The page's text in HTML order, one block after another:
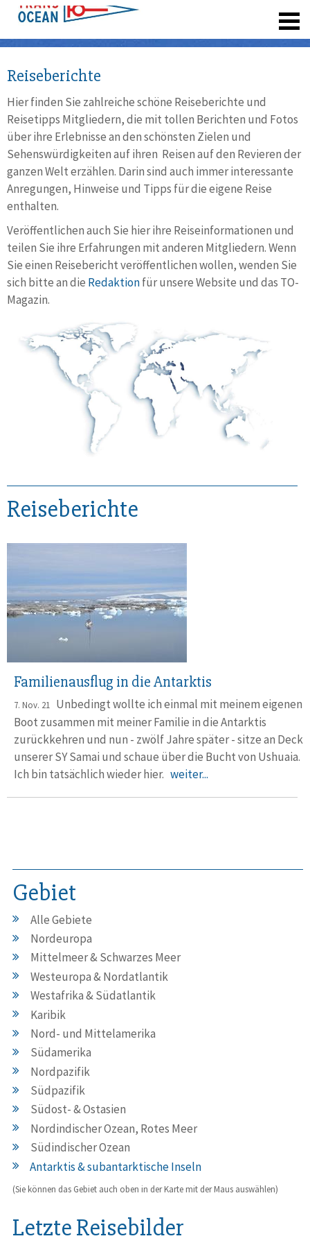
Reiseberichte
Hier finden Sie zahlreiche schöne Reiseberichte und
Reisetipps Mitgliedern, die mit tollen Berichten und Fotos
über ihre Erlebnisse an den schönsten Zielen und
Sehenswürdigkeiten auf ihren Reisen auf den Revieren der
ganzen Welt erzählen. Darin sind auch immer interessante
Anregungen, Hinweise und Tipps für die eigene Reise
enthalten.
Veröffentlichen auch Sie hier ihre Reiseinformationen und
teilen Sie ihre Erfahrungen mit anderen Mitgliedern. Wenn
Sie einen Reisebericht veröffentlichen wollen, wenden Sie
sich bitte an die Redaktionfür unsere Website und das TO-
Magazin.
Reiseberichte
Familienausflug in die Antarktis
7. Nov. 21 Unbedingt wollte ich einmal mit meinem eigenen
Boot zusammen mit meiner Familie in die Antarktis
zurückkehren und nun - zwölf Jahre später - sitze an Deck
unserer SY Samai und schaue über die Bucht von Ushuaia.
Ich bin tatsächlich wieder hier. weiter...
Gebiet
Alle Gebiete
Nordeuropa
Mittelmeer & Schwarzes Meer
Westeuropa & Nordatlantik
Westafrika & Südatlantik
Karibik
Nord- und Mittelamerika
Südamerika
Nordpazifik
Südpazifik
Südost- & Ostasien
Nordindischer Ozean, Rotes Meer
Südindischer Ozean
Antarktis & subantarktische Inseln
(Sie können das Gebiet auch oben in der Karte mit der Maus auswählen)
Letzte Reisebilder